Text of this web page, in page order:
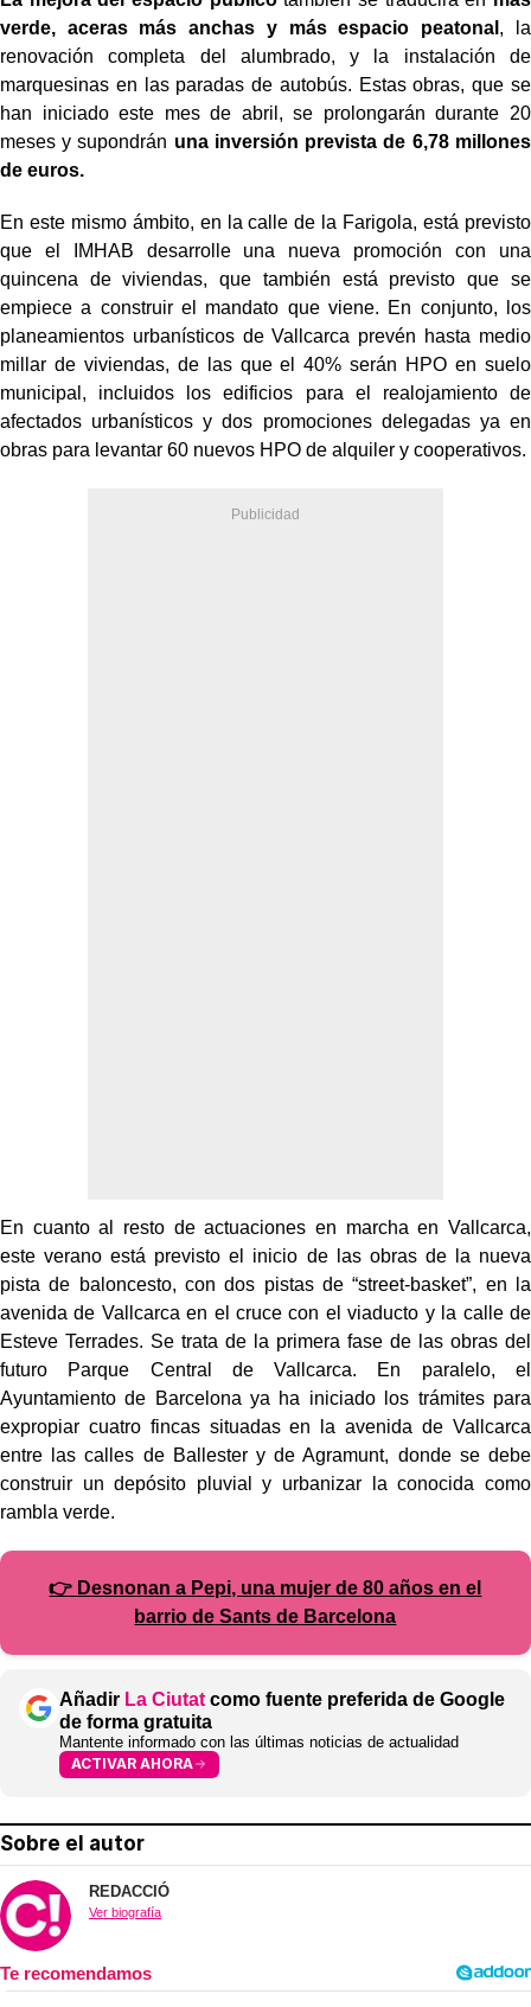
verde, aceras más anchas y más espacio peatonal , la
renovación completa del alumbrado, y la instalación de
marquesinas en las paradas de autobús. Estas obras, que se
han iniciado este mes de abril, se prolongarán durante 20
meses y supondrán una inversión prevista de 6,78 millones
de euros.
En este mismo ámbito, en la calle de la Farigola, está previsto
que el IMHAB desarrolle una nueva promoción con una
quincena de viviendas, que también está previsto que se
empiece a construir el mandato que viene. En conjunto, los
planeamientos urbanísticos de Vallcarca prevén hasta medio
millar de viviendas, de las que el 40% serán HPO en suelo
municipal, incluidos los edificios para el realojamiento de
afectados urbanísticos y dos promociones delegadas ya en
obras para levantar 60 nuevos HPO de alquiler y cooperativos.
En cuanto al resto de actuaciones en marcha en Vallcarca,
este verano está previsto el inicio de las obras de la nueva
pista de baloncesto, con dos pistas de “street-basket”, en la
avenida de Vallcarca en el cruce con el viaducto y la calle de
Esteve Terrades. Se trata de la primera fase de las obras del
futuro Parque Central de Vallcarca. En paralelo, el
Ayuntamiento de Barcelona ya ha iniciado los trámites para
expropiar cuatro fincas situadas en la avenida de Vallcarca
entre las calles de Ballester y de Agramunt, donde se debe
construir un depósito pluvial y urbanizar la conocida como
rambla verde.
👉 Desnonan a Pepi, una mujer de 80 años en el
barrio de Sants de Barcelona
Añadir La Ciutat como fuente preferida de Google
de forma gratuita
Mantente informado con las últimas noticias de actualidad
ACTIVAR AHORA
Sobre el autor
REDACCIÓ
Ver biografía